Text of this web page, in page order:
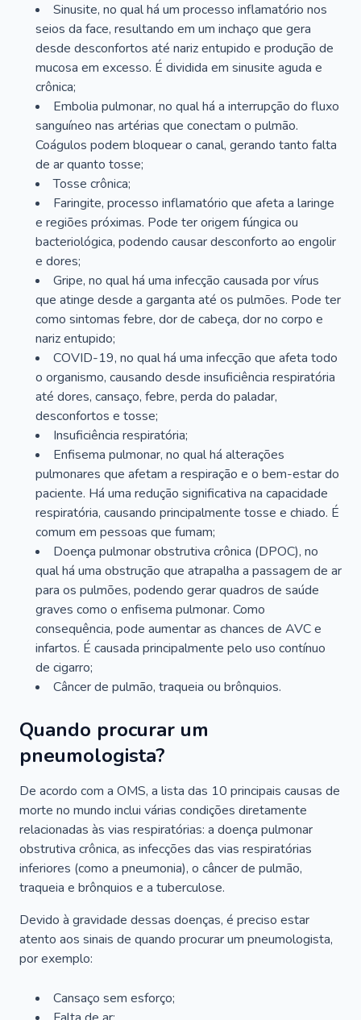
Sinusite, no qual há um processo inflamatório nos
seios da face, resultando em um inchaço que gera
desde desconfortos até nariz entupido e produção de
mucosa em excesso. É dividida em sinusite aguda e
crônica;
Embolia pulmonar, no qual há a interrupção do fluxo
sanguíneo nas artérias que conectam o pulmão.
Coágulos podem bloquear o canal, gerando tanto falta
de ar quanto tosse;
Tosse crônica;
Faringite, processo inflamatório que afeta a laringe
e regiões próximas. Pode ter origem fúngica ou
bacteriológica, podendo causar desconforto ao engolir
e dores;
Gripe, no qual há uma infecção causada por vírus
que atinge desde a garganta até os pulmões. Pode ter
como sintomas febre, dor de cabeça, dor no corpo e
nariz entupido;
COVID-19, no qual há uma infecção que afeta todo
o organismo, causando desde insuficiência respiratória
até dores, cansaço, febre, perda do paladar,
desconfortos e tosse;
Insuficiência respiratória;
Enfisema pulmonar, no qual há alterações
pulmonares que afetam a respiração e o bem-estar do
paciente. Há uma redução significativa na capacidade
respiratória, causando principalmente tosse e chiado. É
comum em pessoas que fumam;
Doença pulmonar obstrutiva crônica (DPOC), no
qual há uma obstrução que atrapalha a passagem de ar
para os pulmões, podendo gerar quadros de saúde
graves como o enfisema pulmonar. Como
consequência, pode aumentar as chances de AVC e
infartos. É causada principalmente pelo uso contínuo
de cigarro;
Câncer de pulmão, traqueia ou brônquios.
Quando procurar um
pneumologista?
De acordo com a OMS, a lista das 10 principais causas de
morte no mundo inclui várias condições diretamente
relacionadas às vias respiratórias: a doença pulmonar
obstrutiva crônica, as infecções das vias respiratórias
inferiores (como a pneumonia), o câncer de pulmão,
traqueia e brônquios e a tuberculose.
Devido à gravidade dessas doenças, é preciso estar
atento aos sinais de quando procurar um pneumologista,
por exemplo:
Cansaço sem esforço;